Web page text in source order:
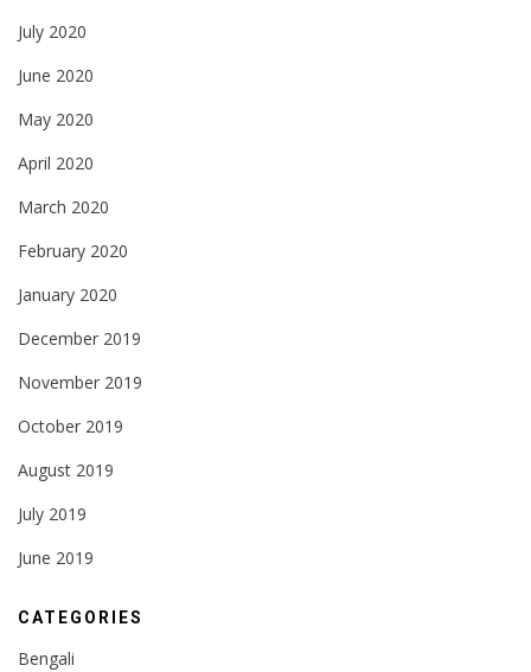
July 2020
June 2020
May 2020
April 2020
March 2020
February 2020
January 2020
December 2019
November 2019
October 2019
August 2019
July 2019
June 2019
CATEGORIES
Bengali